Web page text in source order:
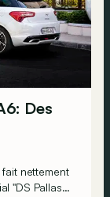
Des
nettement
"DS Pallas"